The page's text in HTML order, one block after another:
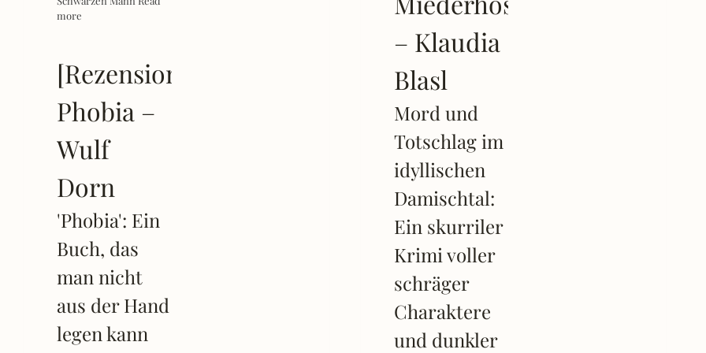
more
[Rezension]
Phobia –
Wulf
Dorn
'Phobia': Ein
Buch, das
man nicht
aus der Hand
legen kann
– Klaudia
Blasl
Mord und
Totschlag im
idyllischen
Damischtal:
Ein skurriler
Krimi voller
schräger
Charaktere
und dunkler